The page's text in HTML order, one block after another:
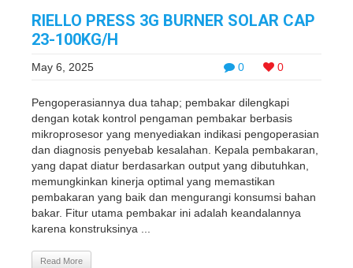
RIELLO PRESS 3G BURNER SOLAR CAP
23-100KG/H
0 0
May 6, 2025
Pengoperasiannya dua tahap; pembakar dilengkapi
dengan kotak kontrol pengaman pembakar berbasis
mikroprosesor yang menyediakan indikasi pengoperasian
dan diagnosis penyebab kesalahan. Kepala pembakaran,
yang dapat diatur berdasarkan output yang dibutuhkan,
memungkinkan kinerja optimal yang memastikan
pembakaran yang baik dan mengurangi konsumsi bahan
bakar. Fitur utama pembakar ini adalah keandalannya
karena konstruksinya ...
Read More